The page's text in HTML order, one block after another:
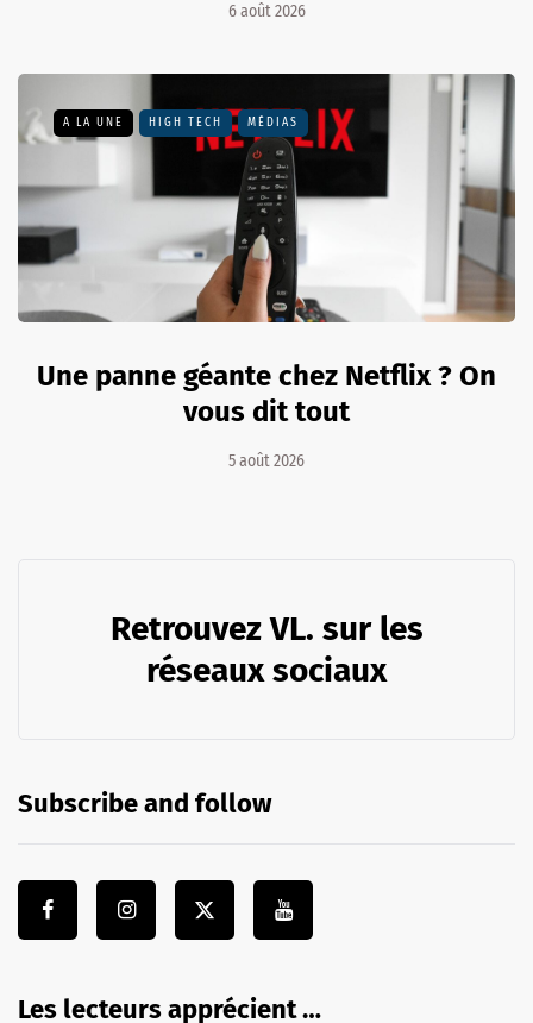
6 août 2026
A LA UNE HIGH TECH MÉDIAS
Une panne géante chez Netflix ? On
vous dit tout
5 août 2026
Retrouvez VL. sur les
réseaux sociaux
Subscribe and follow
Les lecteurs apprécient …